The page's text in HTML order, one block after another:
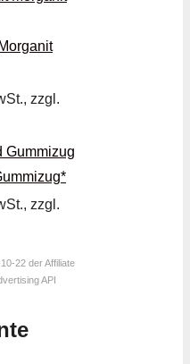
zzgl.
zzgl.
22 der Affiliate
API